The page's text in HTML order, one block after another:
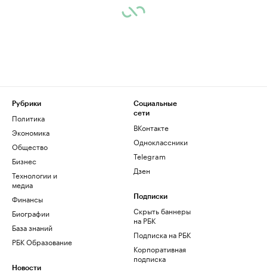
Рубрики
Политика
Экономика
Общество
Бизнес
Технологии и
медиа
Финансы
Биографии
База знаний
РБК Образование
Новости
Социальные
сети
ВКонтакте
Одноклассники
Telegram
Дзен
Подписки
Скрыть баннеры
на РБК
Подписка на РБК
Корпоративная
подписка